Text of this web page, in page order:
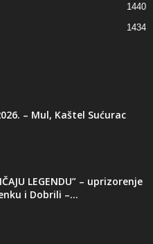
1440
1434
– Mul, Kaštel Sućurac
LEGENDU” – uprizorenje
i Dobrili –...